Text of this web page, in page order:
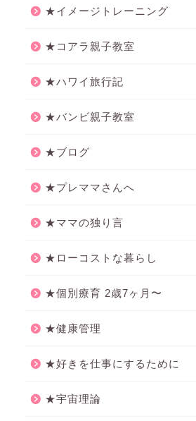
★イメージトレーニング
★コアラ親子教室
★ハワイ旅行記
★バンビ親子教室
★ブログ
★プレママさんへ
★ママの独り言
★ローコストな暮らし
★個別療育 2歳7ヶ月〜
★健康管理
★好きを仕事にするために
★宇宙理論